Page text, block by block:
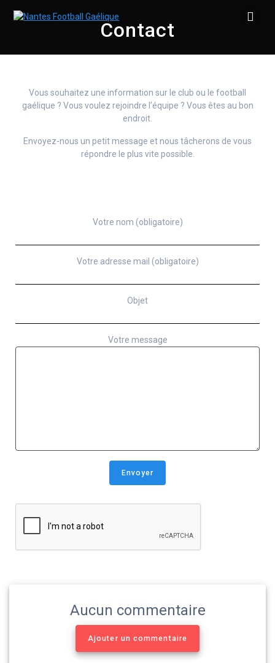
Contact
Vous souhaitez une information sur le club ou le football
gaélique ? Vous voulez rejoindre l’équipe ? Vous êtes au bon
endroit.
Envoyez-nous un petit message et nous tâcherons de vous
répondre le plus vite possible.
Votre nom (obligatoire)
Votre adresse mail (obligatoire)
Objet
Votre message
Aucun commentaire
Ajouter un commentaire